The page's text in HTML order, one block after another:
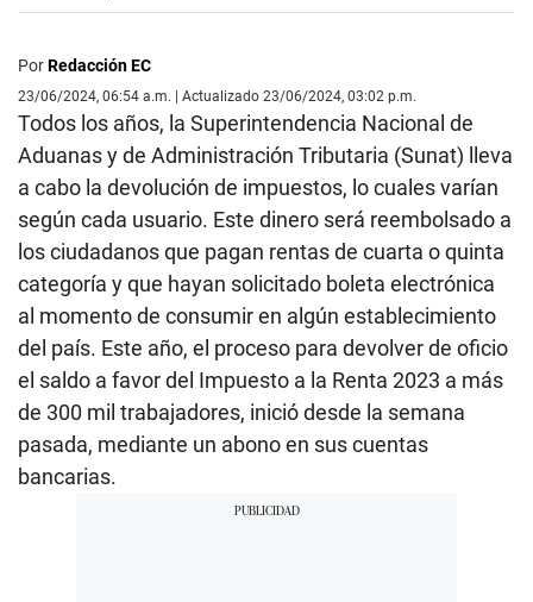
PorRedacción EC
23/06/2024, 06:54 a.m. | Actualizado 23/06/2024, 03:02 p.m.
Todos los años, la Superintendencia Nacional de
Aduanas y de Administración Tributaria (Sunat) lleva
a cabo la devolución de impuestos, lo cuales varían
según cada usuario. Este dinero será reembolsado a
los ciudadanos que pagan rentas de cuarta o quinta
categoría y que hayan solicitado boleta electrónica
al momento de consumir en algún establecimiento
del país. Este año, el proceso para devolver de oficio
el saldo a favor del Impuesto a la Renta 2023 a más
de 300 mil trabajadores, inició desde la semana
pasada, mediante un abono en sus cuentas
bancarias.